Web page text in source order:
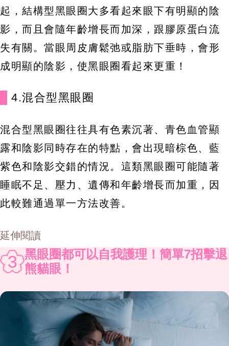
起，結構型黑眼圈大多看起來眼下有明顯的陰
影，而且會隨年齡增長而加深，跟膠原蛋白流
失有關。當眼周皮膚鬆弛或脂肪下垂時，會形
成明顯的陰影，使黑眼圈看起來更重！
4.混合型黑眼圈
混合型黑眼圈往往具有色素沉著、青色血管顯
露和陰影同時存在的特點，會出現暗棕色、藍
紫色和陰影交錯的情況。這類黑眼圈可能隨著
睡眠不足、壓力、遺傳和年齡增長而加重，因
此較難通過單一方法改善。
延伸閱讀
3 黑眼圈都可以自我護理！簡單7招擊退
熊貓眼！